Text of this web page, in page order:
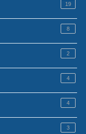
19
8
2
4
4
3